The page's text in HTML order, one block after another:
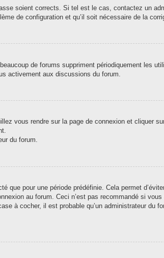
soient corrects. Si tel est le cas, contactez un
de configuration et qu’il soit nécessaire de la
de forums suppriment périodiquement les
activement aux discussions du forum.
vous rendre sur la page de connexion et cliquer
du forum.
pour une période prédéfinie. Cela permet
au forum. Ceci n’est pas recommandé si
à cocher, il est probable qu’un administrateur du